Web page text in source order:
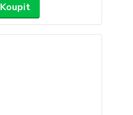
Koupit